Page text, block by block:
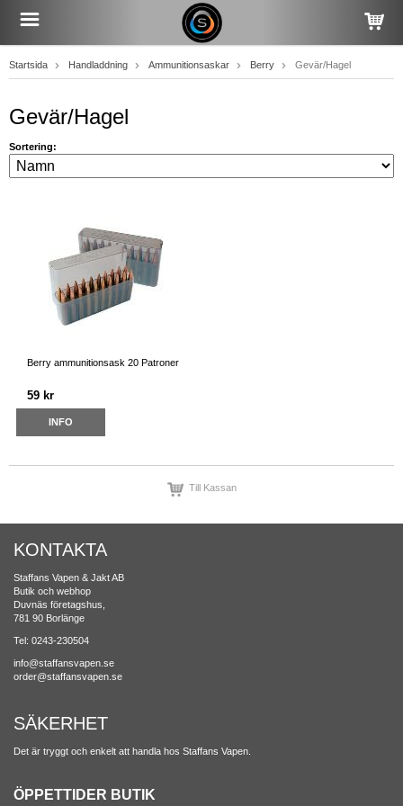
Startsida Handladdning Ammunitionsaskar Berry Gevär/Hagel
Gevär/Hagel
Sortering:
Berry ammunitionsask 20 Patroner
59 kr
INFO
Till Kassan
KONTAKTA
Staffans Vapen & Jakt AB
Butik och webhop
Duvnäs företagshus,
781 90 Borlänge
Tel: 0243-230504
info@staffansvapen.se
order@staffansvapen.se
SÄKERHET
Det är tryggt och enkelt att handla hos Staffans Vapen.
ÖPPETTIDER BUTIK